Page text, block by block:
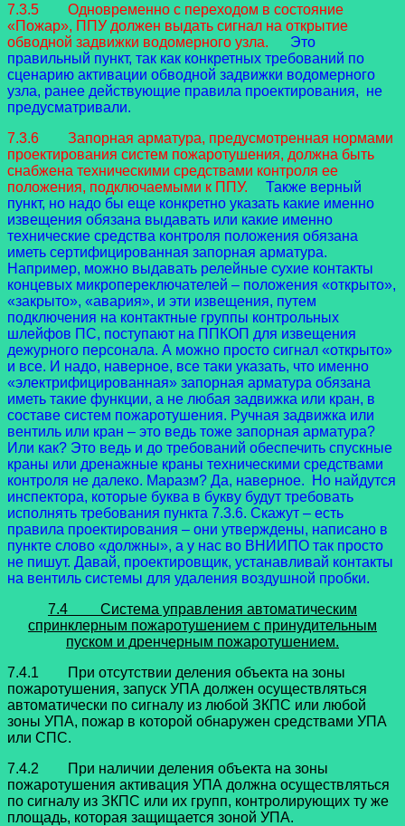
7.3.5 Одновременно с переходом в состояние
«Пожар», ППУ должен выдать сигнал на открытие
обводной задвижки водомерного узла.
Это
правильный пункт, так как конкретных требований по
сценарию активации обводной задвижки водомерного
узла, ранее действующие правила проектирования, не
предусматривали.
7.3.6 Запорная арматура, предусмотренная нормами
проектирования систем пожаротушения, должна быть
снабжена техническими средствами контроля ее
положения, подключаемыми к ППУ.
Также верный
пункт, но надо бы еще конкретно указать какие именно
извещения обязана выдавать или какие именно
технические средства контроля положения обязана
иметь сертифицированная запорная арматура.
Например, можно выдавать релейные сухие контакты
концевых микропереключателей – положения «открыто»,
«закрыто», «авария», и эти извещения, путем
подключения на контактные группы контрольных
шлейфов ПС, поступают на ППКОП для извещения
дежурного персонала. А можно просто сигнал «открыто»
и все. И надо, наверное, все таки указать, что именно
«электрифицированная» запорная арматура обязана
иметь такие функции, а не любая задвижка или кран, в
составе систем пожаротушения. Ручная задвижка или
вентиль или кран – это ведь тоже запорная арматура?
Или как? Это ведь и до требований обеспечить спускные
краны или дренажные краны техническими средствами
контроля не далеко. Маразм? Да, наверное. Но найдутся
инспектора, которые буква в букву будут требовать
исполнять требования пункта 7.3.6. Скажут – есть
правила проектирования – они утверждены, написано в
пункте слово «должны», а у нас во ВНИИПО так просто
не пишут. Давай, проектировщик, устанавливай контакты
на вентиль системы для удаления воздушной пробки.
7.4 Система управления автоматическим
спринклерным пожаротушением с принудительным
пуском и дренчерным пожаротушением.
7.4.1 При отсутствии деления объекта на зоны
пожаротушения, запуск УПА должен осуществляться
автоматически по сигналу из любой ЗКПС или любой
зоны УПА, пожар в которой обнаружен средствами УПА
или СПС.
7.4.2 При наличии деления объекта на зоны
пожаротушения активация УПА должна осуществляться
по сигналу из ЗКПС или их групп, контролирующих ту же
площадь, которая защищается зоной УПА.